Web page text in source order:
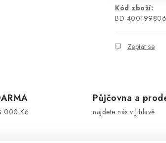
Kód zboží:
BD-
Zeptat se
000 Kč
Půjčovna a
najdete nás v Jihlavě